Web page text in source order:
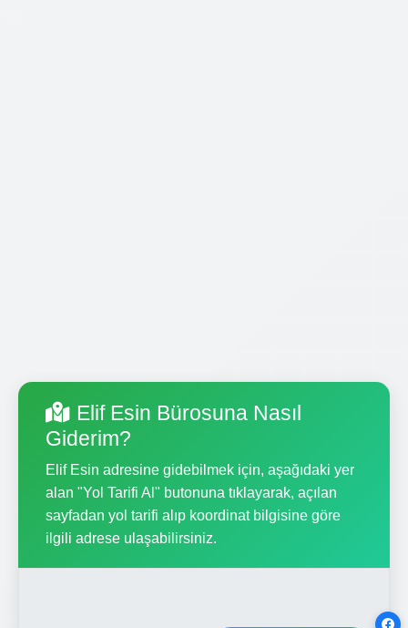
Elif Esin Bürosuna Nasıl
Giderim?
Elif Esin adresine gidebilmek için, aşağıdaki yer
alan "Yol Tarifi Al" butonuna tıklayarak, açılan
sayfadan yol tarifi alıp koordinat bilgisine göre
ilgili adrese ulaşabilirsiniz.